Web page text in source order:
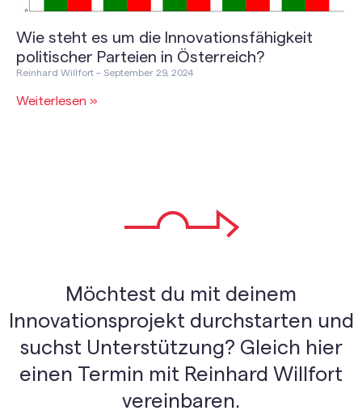
Wie steht es um die Innovationsfähigkeit
politischer Parteien in Österreich?
Reinhard Willfort September 29, 2024
Weiterlesen »
Möchtest du mit deinem
Innovationsprojekt durchstarten und
suchst Unterstützung? Gleich hier
einen Termin mit Reinhard Willfort
vereinbaren.